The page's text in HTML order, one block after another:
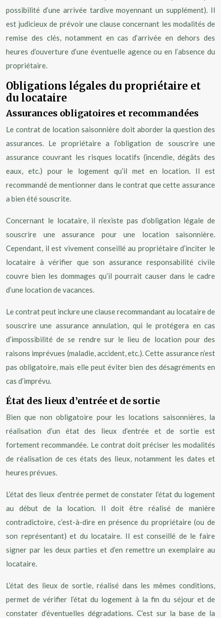
possibilité d’une arrivée tardive moyennant un supplément). Il
est judicieux de prévoir une clause concernant les modalités de
remise des clés, notamment en cas d’arrivée en dehors des
heures d’ouverture d’une éventuelle agence ou en l’absence du
propriétaire.
Obligations légales du propriétaire et
du locataire
Assurances obligatoires et recommandées
Le contrat de location saisonnière doit aborder la question des
assurances. Le propriétaire a l’obligation de souscrire une
assurance couvrant les risques locatifs (incendie, dégâts des
eaux, etc.) pour le logement qu’il met en location. Il est
recommandé de mentionner dans le contrat que cette assurance
a bien été souscrite.
Concernant le locataire, il n’existe pas d’obligation légale de
souscrire une assurance pour une location saisonnière.
Cependant, il est vivement conseillé au propriétaire d’inciter le
locataire à vérifier que son assurance responsabilité civile
couvre bien les dommages qu’il pourrait causer dans le cadre
d’une location de vacances.
Le contrat peut inclure une clause recommandant au locataire de
souscrire une assurance annulation, qui le protégera en cas
d’impossibilité de se rendre sur le lieu de location pour des
raisons imprévues (maladie, accident, etc.). Cette assurance n’est
pas obligatoire, mais elle peut éviter bien des désagréments en
cas d’imprévu.
État des lieux d’entrée et de sortie
Bien que non obligatoire pour les locations saisonnières, la
réalisation d’un état des lieux d’entrée et de sortie est
fortement recommandée. Le contrat doit préciser les modalités
de réalisation de ces états des lieux, notamment les dates et
heures prévues.
L’état des lieux d’entrée permet de constater l’état du logement
au début de la location. Il doit être réalisé de manière
contradictoire, c’est-à-dire en présence du propriétaire (ou de
son représentant) et du locataire. Il est conseillé de le faire
signer par les deux parties et d’en remettre un exemplaire au
locataire.
L’état des lieux de sortie, réalisé dans les mêmes conditions,
permet de vérifier l’état du logement à la fin du séjour et de
constater d’éventuelles dégradations. C’est sur la base de la